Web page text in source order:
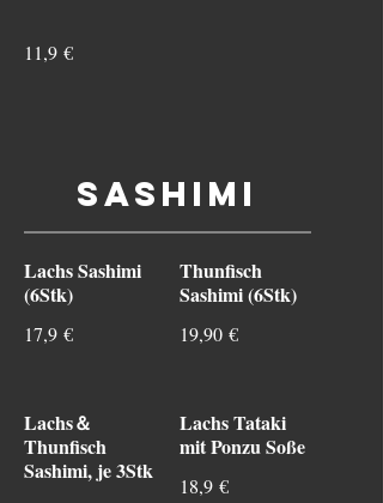
11,9 €
Sashimi
Lachs Sashimi
(6Stk)
17,9 €
Thunfisch
Sashimi (6Stk)
19,90 €
Lachs＆
Thunfisch
Sashimi, je 3Stk
Lachs Tataki
mit Ponzu Soße
18,9 €